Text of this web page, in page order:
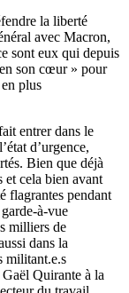
la liberté
avec Macron,
sont eux qui depuis
son cœur » pour
plus
entrer dans le
d’urgence,
Bien que déjà
et cela bien avant
flagrantes pendant
à-vue
milliers de
dans la
militant.e.s
Quirante à la